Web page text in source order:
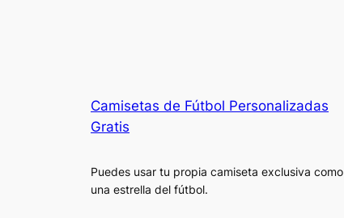
Camisetas de Fútbol Personalizadas
Gratis
Puedes usar tu propia camiseta exclusiva como
una estrella del fútbol.